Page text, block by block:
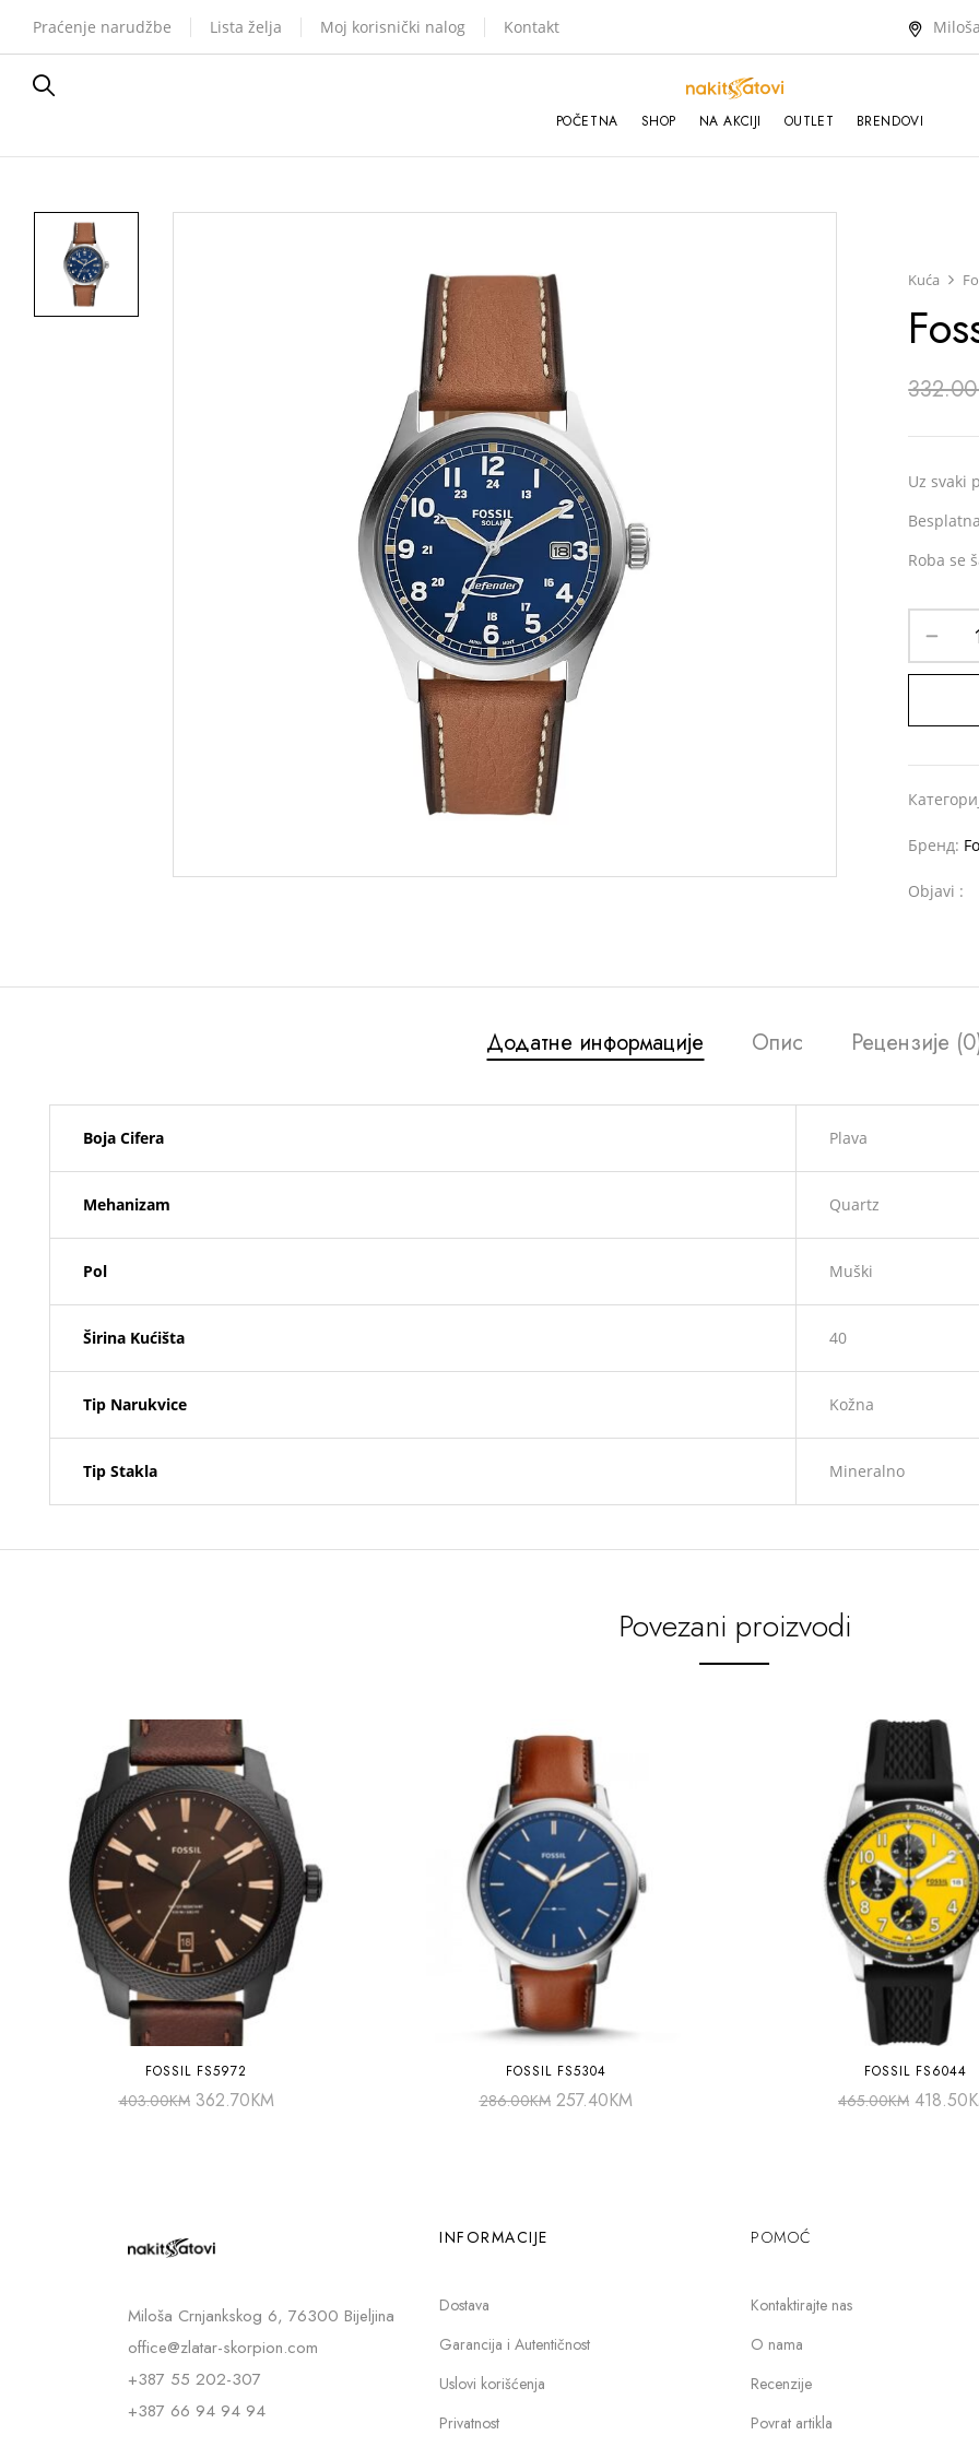
Praćenje narudžbe Lista želja Moj korisnički nalog Kontakt
POČETNA SHOP NA AKCIJI OUTLET BRENDOVI
Kuća
332.00
Uz svaki
Roba se
Бренд:
Objavi :
Додатне информације Опис Рецензије
Boja Cifera Plava
Mehanizam Quartz
Pol Muški
Širina Kućišta 40
Tip Narukvice Kožna
Tip Stakla Mineralno
Povezani proizvodi
FOSSIL FS5972
403.00KM 362.70KM
FOSSIL FS5304
286.00KM 257.40KM
FOSSIL FS6044
465.00KM 418.50
Miloša Crnjankskog 6, 76300 Bijeljina
office@zlatar-skorpion.com
+387 55 202-307
+387 66 94 94 94
INFORMACIJE
Dostava
Garancija i Autentičnost
Uslovi korišćenja
Privatnost
POMOĆ
Kontaktirajte nas
O nama
Recenzije
Povrat artikla